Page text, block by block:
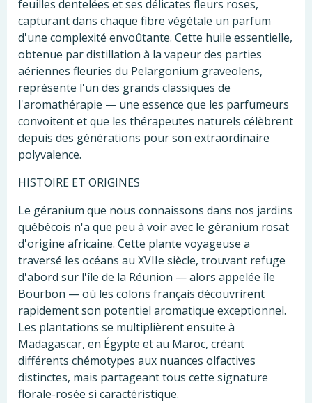
feuilles dentelées et ses délicates fleurs roses,
capturant dans chaque fibre végétale un parfum
d'une complexité envoûtante. Cette huile essentielle,
obtenue par distillation à la vapeur des parties
aériennes fleuries du Pelargonium graveolens,
représente l'un des grands classiques de
l'aromathérapie — une essence que les parfumeurs
convoitent et que les thérapeutes naturels célèbrent
depuis des générations pour son extraordinaire
polyvalence.
HISTOIRE ET ORIGINES
Le géranium que nous connaissons dans nos jardins
québécois n'a que peu à voir avec le géranium rosat
d'origine africaine. Cette plante voyageuse a
traversé les océans au XVIIe siècle, trouvant refuge
d'abord sur l'île de la Réunion — alors appelée île
Bourbon — où les colons français découvrirent
rapidement son potentiel aromatique exceptionnel.
Les plantations se multiplièrent ensuite à
Madagascar, en Égypte et au Maroc, créant
différents chémotypes aux nuances olfactives
distinctes, mais partageant tous cette signature
florale-rosée si caractéristique.